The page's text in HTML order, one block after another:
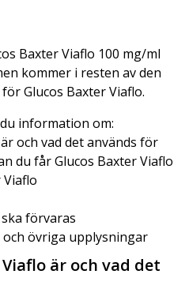
Baxter Viaflo 100 mg/ml
kommer i resten av den
Glucos Baxter Viaflo.
information om:
och vad det används för
du får Glucos Baxter Viaflo
Viaflo
förvaras
övriga upplysningar
är och vad det